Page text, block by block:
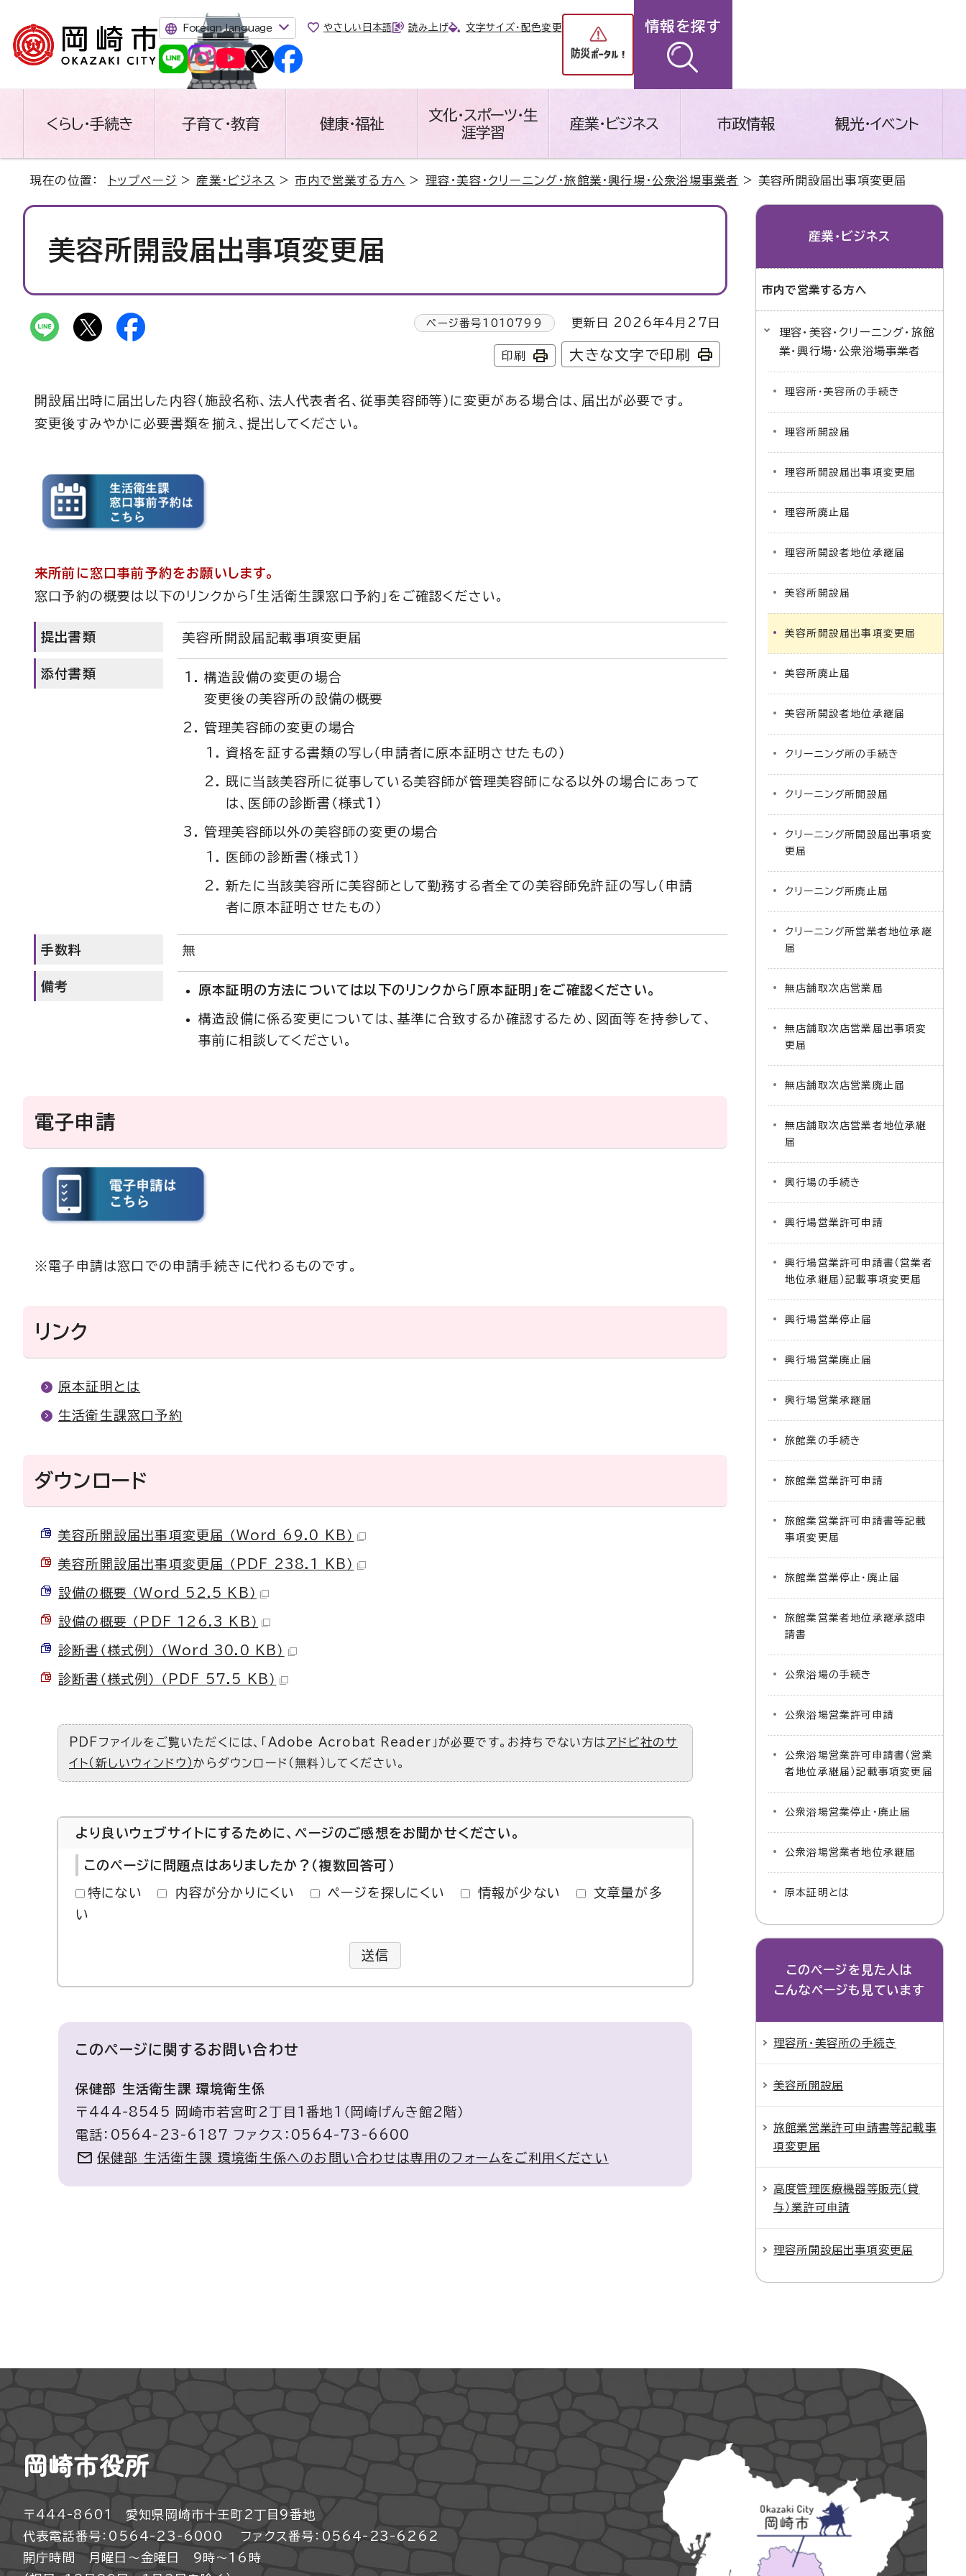
Foreign language やさしい日本語 読み上げ 文字サイズ・配色変更 情報を探す
くらし・手続き 子育て・教育 健康・福祉
文化・スポーツ・生
涯学習
産業・ビジネス 市政情報 観光・イベント
現在の位置： トップページ > 産業・ビジネス >市内で営業する方へ > 理容・美容・クリーニング・旅館業・興行場・公衆浴場事業者 > 美容所開設届出事項変更届
美容所開設届出事項変更届
ページ番号 1010799 更新日 2026年4月27日
印刷 大きな文字で印刷
開設届出時に届出した内容（施設名称、法人代表者名、従事美容師等）に変更がある場合は、届出が必要です。
変更後すみやかに必要書類を揃え、提出してください。
来所前に窓口事前予約をお願いします。
窓口予約の概要は以下のリンクから「生活衛生課窓口予約」をご確認ください。
提出書類 美容所開設届記載事項変更届
添付書類
構造設備の変更の場合
変更後の美容所の設備の概要
管理美容師の変更の場合
資格を証する書類の写し（申請者に原本証明させたもの）
既に当該美容所に従事している美容師が管理美容師になる以外の場合にあって
は、医師の診断書（様式1）
管理美容師以外の美容師の変更の場合
医師の診断書（様式1）
新たに当該美容所に美容師として勤務する者全ての美容師免許証の写し（申請
者に原本証明させたもの）
手数料 無
備考 原本証明の方法については以下のリンクから「原本証明」をご確認ください。
構造設備に係る変更については、基準に合致するか確認するため、図面等を持参して、
事前に相談してください。
電子申請
※電子申請は窓口での申請手続きに代わるものです。
リンク
原本証明とは
生活衛生課窓口予約
ダウンロード
美容所開設届出事項変更届 （Word 69.0 KB）
美容所開設届出事項変更届 （PDF 238.1 KB）
設備の概要 （Word 52.5 KB）
設備の概要 （PDF 126.3 KB）
診断書（様式例） （Word 30.0 KB）
診断書（様式例） （PDF 57.5 KB）
PDFファイルをご覧いただくには、「Adobe Acrobat Reader」が必要です。お持ちでない方はアドビ社のサ
イト（新しいウィンドウ）からダウンロード（無料）してください。
より良いウェブサイトにするために、ページのご感想をお聞かせください。
このページに問題点はありましたか？（複数回答可）
特にない 内容が分かりにくい ページを探しにくい 情報が少ない
文章量が多
い
送信
このページに関するお問い合わせ
保健部 生活衛生課 環境衛生係
〒444-8545 岡崎市若宮町2丁目1番地1（岡崎げんき館2階）
電話：0564-23-6187 ファクス：0564-73-6600
保健部 生活衛生課 環境衛生係へのお問い合わせは専用のフォームをご利用ください
産業・ビジネス
市内で営業する方へ
理容・美容・クリーニング・旅館
業・興行場・公衆浴場事業者
理容所・美容所の手続き
理容所開設届
理容所開設届出事項変更届
理容所廃止届
理容所開設者地位承継届
美容所開設届
美容所開設届出事項変更届
美容所廃止届
美容所開設者地位承継届
クリーニング所の手続き
クリーニング所開設届
クリーニング所開設届出事項変
更届
クリーニング所廃止届
クリーニング所営業者地位承継
届
無店舗取次店営業届
無店舗取次店営業届出事項変
更届
無店舗取次店営業廃止届
無店舗取次店営業者地位承継
届
興行場の手続き
興行場営業許可申請
興行場営業許可申請書（営業者
地位承継届）記載事項変更届
興行場営業停止届
興行場営業廃止届
興行場営業承継届
旅館業の手続き
旅館業営業許可申請
旅館業営業許可申請書等記載
事項変更届
旅館業営業停止・廃止届
旅館業営業者地位承継承認申
請書
公衆浴場の手続き
公衆浴場営業許可申請
公衆浴場営業許可申請書（営業
者地位承継届）記載事項変更届
公衆浴場営業停止・廃止届
公衆浴場営業者地位承継届
原本証明とは
このページを見た人は
こんなページも見ています
理容所・美容所の手続き
美容所開設届
旅館業営業許可申請書等記載事
項変更届
高度管理医療機器等販売（貸
与）業許可申請
理容所開設届出事項変更届
岡崎市役所
〒444-8601 愛知県岡崎市十王町2丁目9番地
代表電話番号：0564-23-6000
ファクス番号：0564-23-6262
開庁時間 月曜日～金曜日 9時～16時